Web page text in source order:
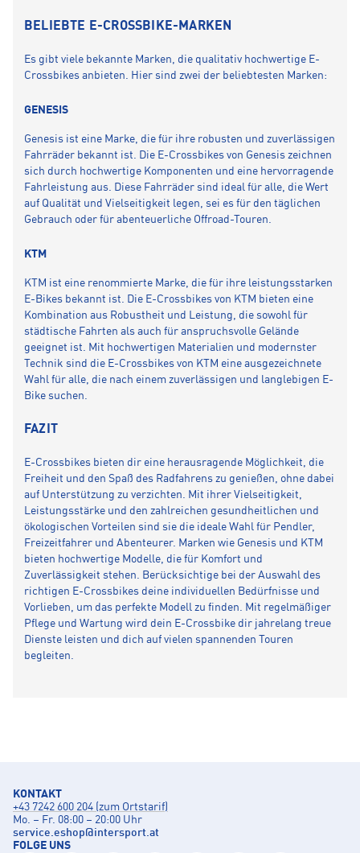
BELIEBTE E-CROSSBIKE-MARKEN
Es gibt viele bekannte Marken, die qualitativ hochwertige E-
Crossbikes anbieten. Hier sind zwei der beliebtesten Marken:
GENESIS
Genesis ist eine Marke, die für ihre robusten und zuverlässigen
Fahrräder bekannt ist. Die E-Crossbikes von Genesis zeichnen
sich durch hochwertige Komponenten und eine hervorragende
Fahrleistung aus. Diese Fahrräder sind ideal für alle, die Wert
auf Qualität und Vielseitigkeit legen, sei es für den täglichen
Gebrauch oder für abenteuerliche Offroad-Touren.
KTM
KTM ist eine renommierte Marke, die für ihre leistungsstarken
E-Bikes bekannt ist. Die E-Crossbikes von KTM bieten eine
Kombination aus Robustheit und Leistung, die sowohl für
städtische Fahrten als auch für anspruchsvolle Gelände
geeignet ist. Mit hochwertigen Materialien und modernster
Technik sind die E-Crossbikes von KTM eine ausgezeichnete
Wahl für alle, die nach einem zuverlässigen und langlebigen E-
Bike suchen.
FAZIT
E-Crossbikes bieten dir eine herausragende Möglichkeit, die
Freiheit und den Spaß des Radfahrens zu genießen, ohne dabei
auf Unterstützung zu verzichten. Mit ihrer Vielseitigkeit,
Leistungsstärke und den zahlreichen gesundheitlichen und
ökologischen Vorteilen sind sie die ideale Wahl für Pendler,
Freizeitfahrer und Abenteurer. Marken wie Genesis und KTM
bieten hochwertige Modelle, die für Komfort und
Zuverlässigkeit stehen. Berücksichtige bei der Auswahl des
richtigen E-Crossbikes deine individuellen Bedürfnisse und
Vorlieben, um das perfekte Modell zu finden. Mit regelmäßiger
Pflege und Wartung wird dein E-Crossbike dir jahrelang treue
Dienste leisten und dich auf vielen spannenden Touren
begleiten.
KONTAKT
+43 7242 600 204 (zum Ortstarif)
Mo. – Fr. 08:00 – 20:00 Uhr
service.eshop@intersport.at
FOLGE UNS